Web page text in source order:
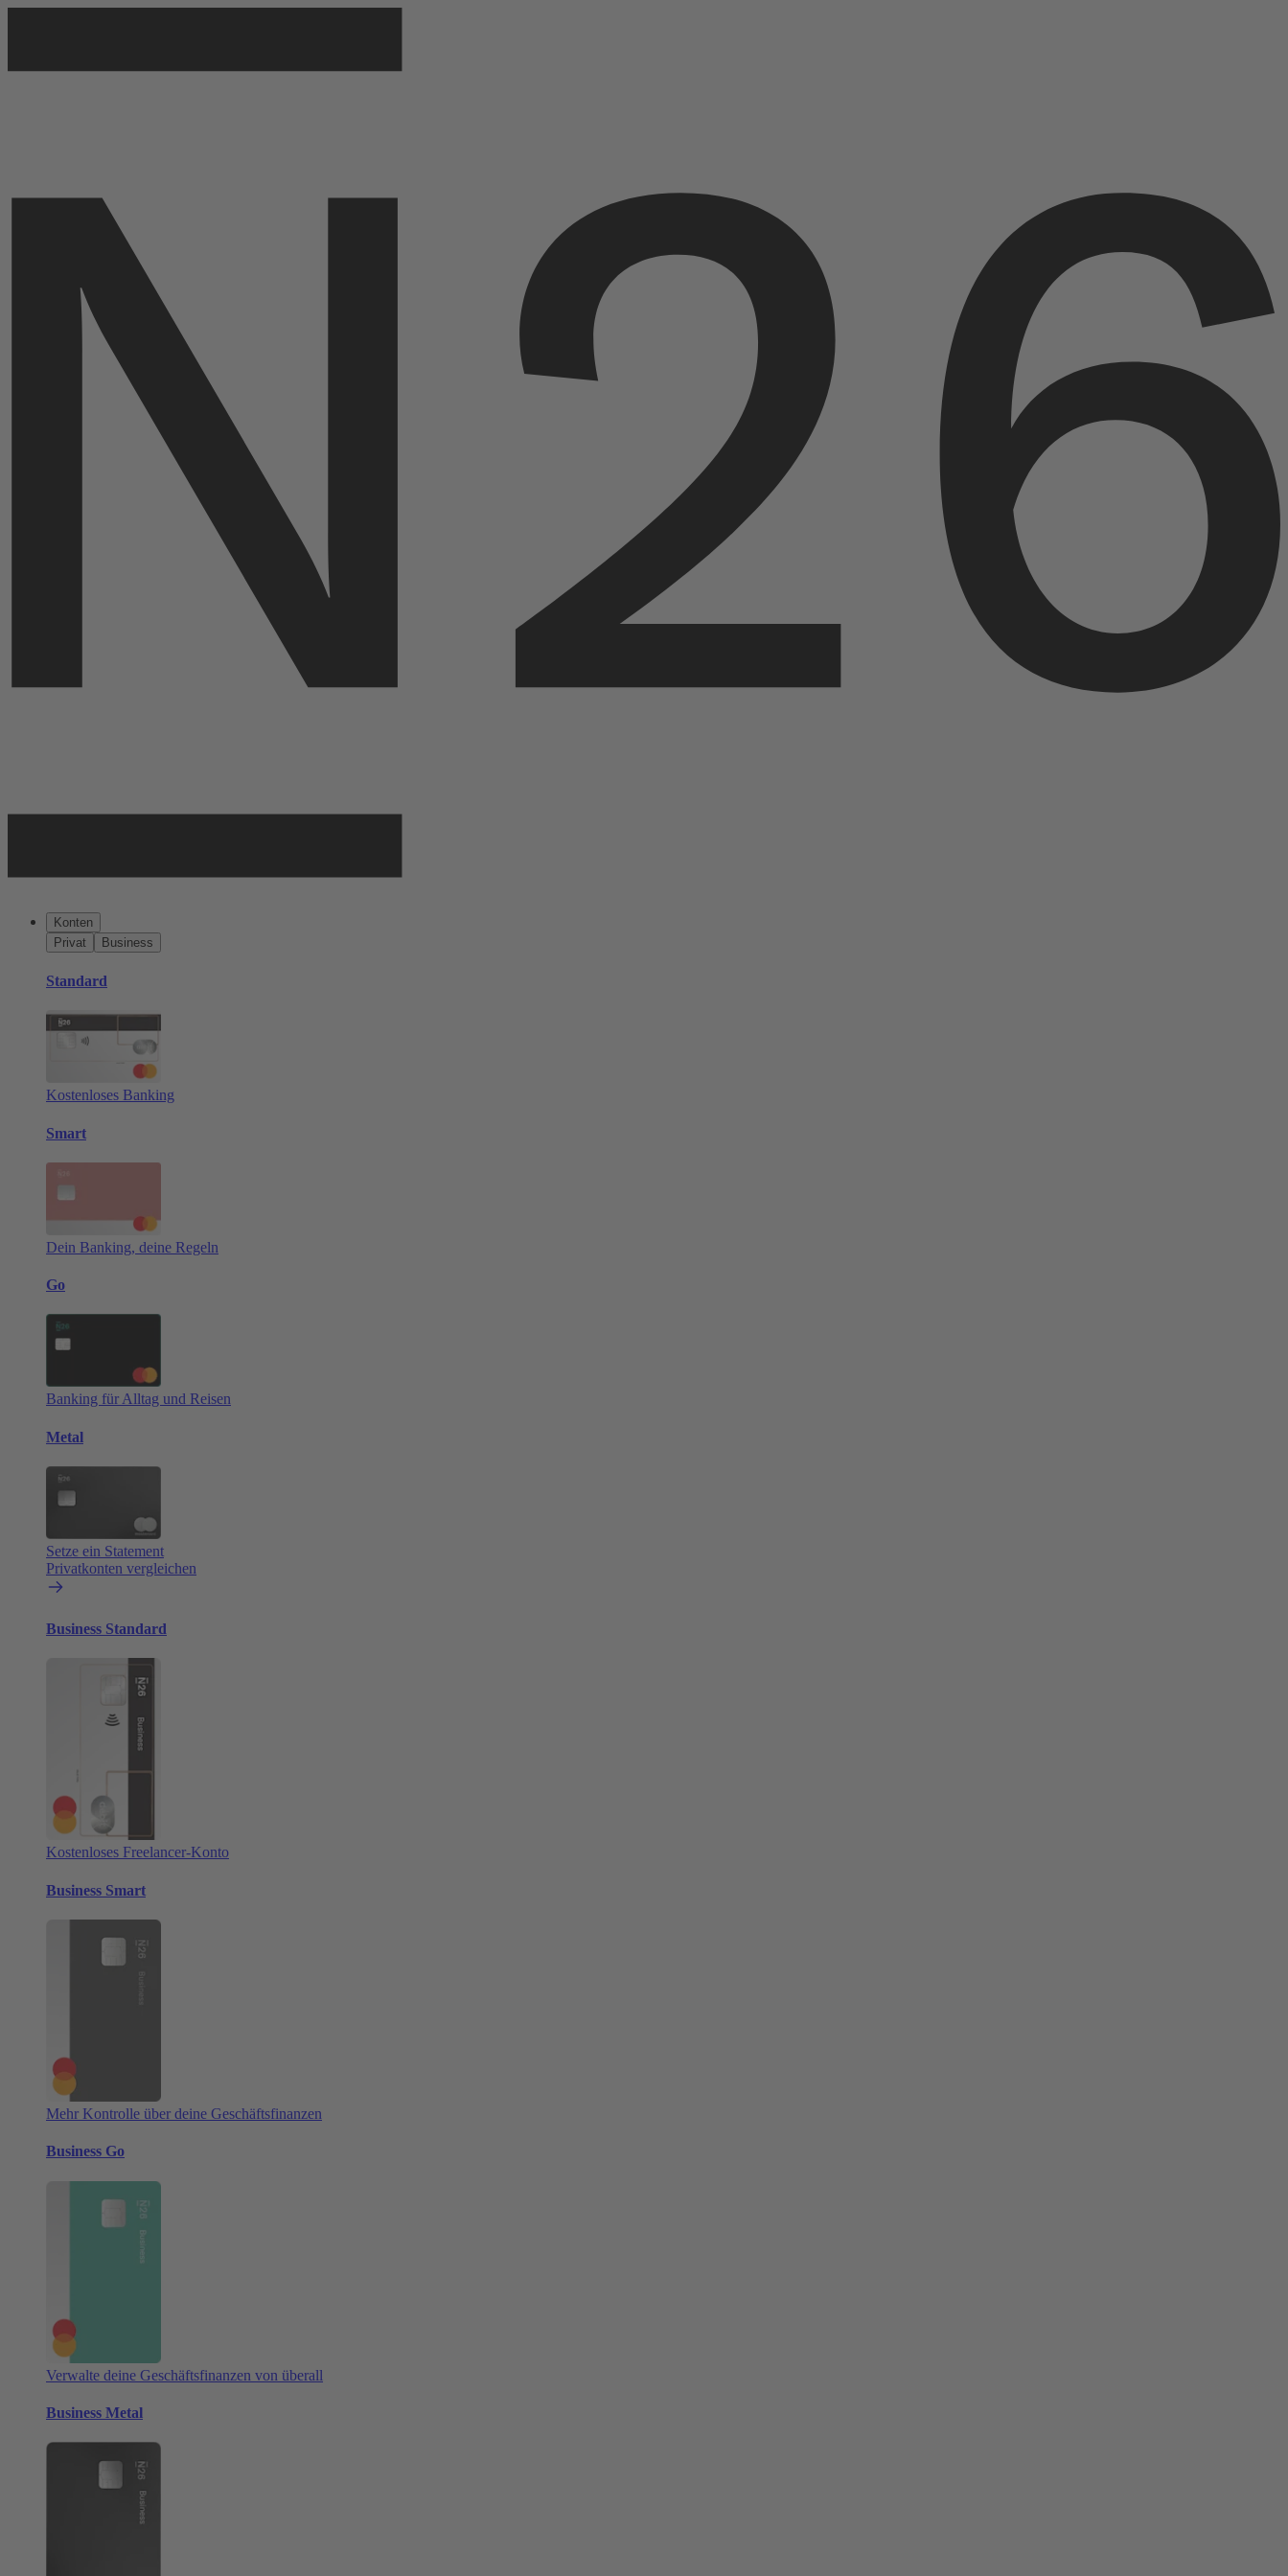
Konten
Privat
Business
Standard
Kostenloses Banking
Smart
Dein Banking, deine Regeln
Go
Banking für Alltag und Reisen
Metal
Setze ein Statement
Privatkonten vergleichen
Business Standard
Kostenloses Freelancer-Konto
Business Smart
Mehr Kontrolle über deine Geschäftsfinanzen
Business Go
Verwalte deine Geschäftsfinanzen von überall
Business Metal